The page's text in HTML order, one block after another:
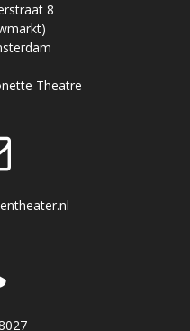
8
Theatre